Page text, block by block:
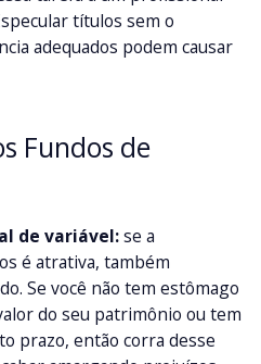
títulos sem o
adequados podem causar
Fundos de
de variável:se a
é atrativa, também
Se você não tem estômago
do seu patrimônio ou tem
prazo, então corra desse